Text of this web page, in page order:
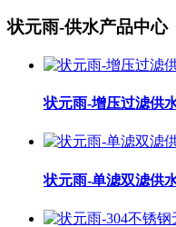
状元雨-供水产品中心
状元雨-增压过滤供
状元雨-单滤双滤供